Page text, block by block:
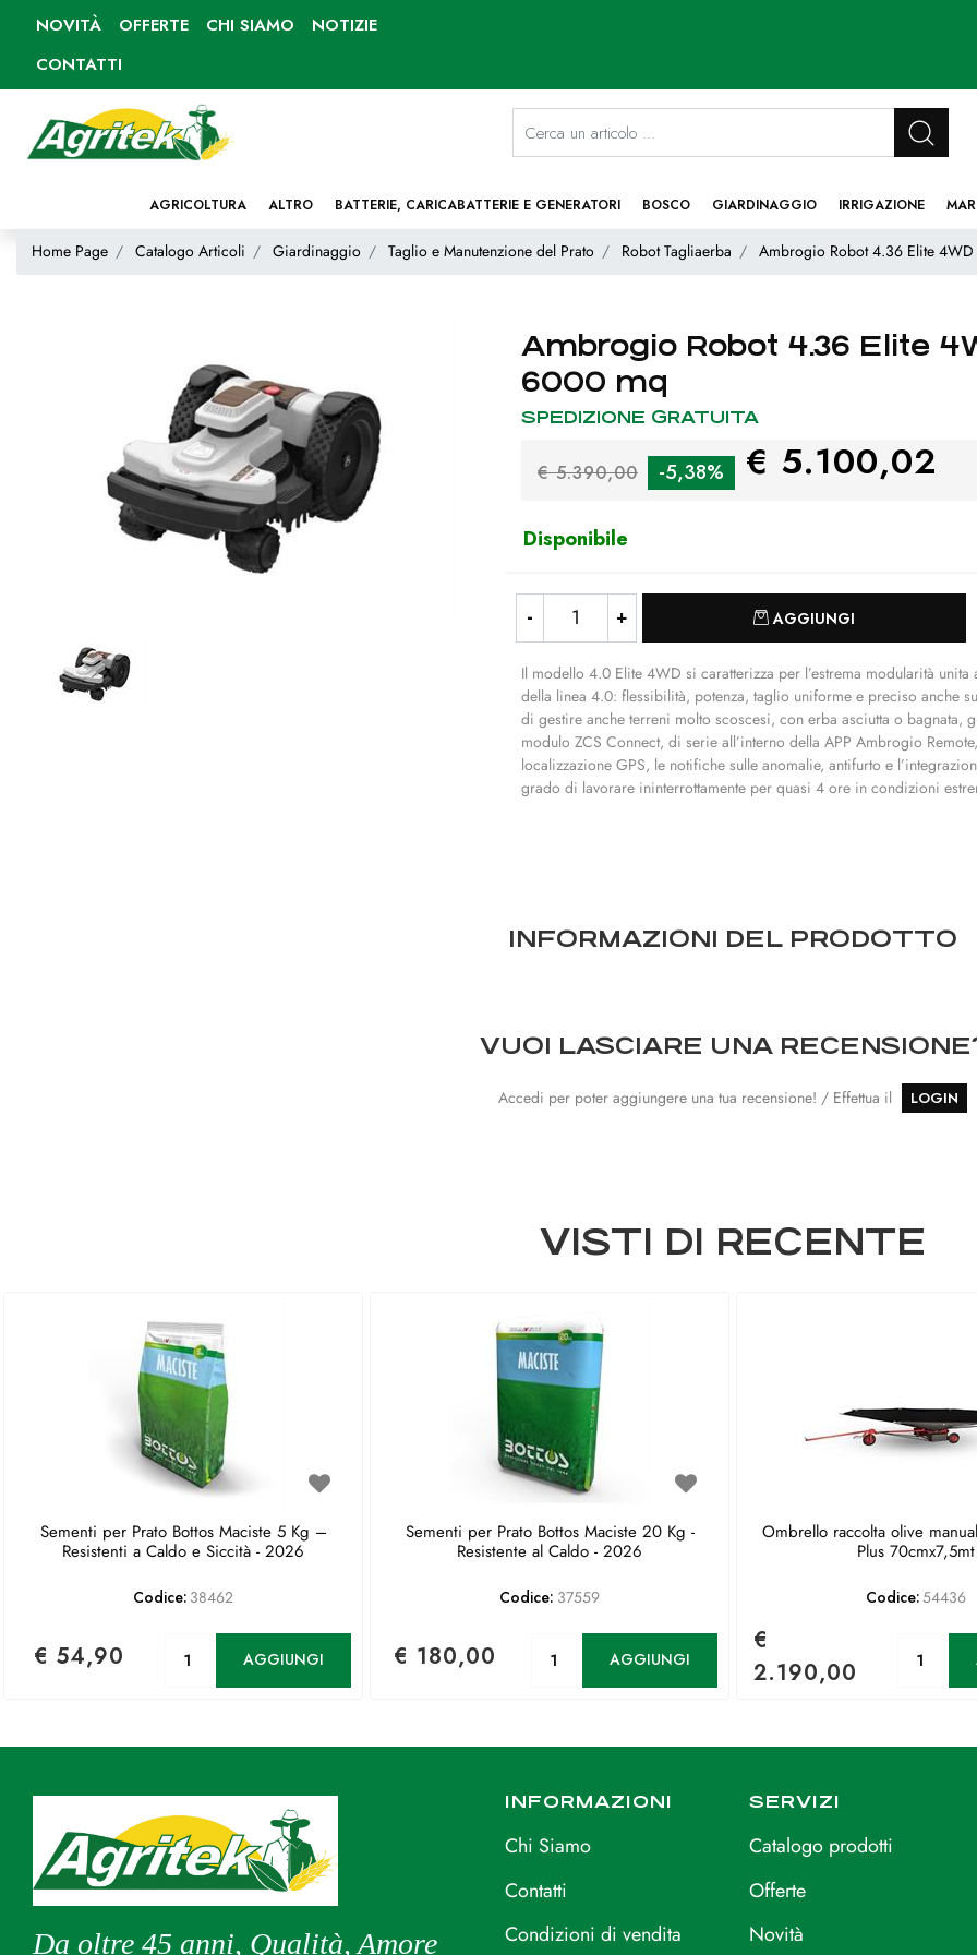
NOVITÀ OFFERTE CHI SIAMO
NOTIZIE
CONTATTI
La modifica di un filtro aggiorna automaticamente gli altri filtri
AGRICOLTURA ALTRO BATTERIE, CARICABATTERIE E GENERATORI BOSCO GIARDINAGGIO IRRIGAZIONE
Home Page Catalogo Articoli Giardinaggio Taglio e Manutenzione del Prato Robot Tagliaerba Ambrogio Robot 4.36 Elite
Ambrogio Robot 4.36 Elite
6000 mq
SPEDIZIONE GRATUITA
€ 5.390,00 -5,38% € 5.100,02
Disponibile
AGGIUNGI
Il modello 4.0 Elite 4WD si caratterizza per l’estrema modularità
della linea 4.0: flessibilità, potenza, taglio uniforme e preciso
di gestire anche terreni molto scoscesi, con erba asciutta o
modulo ZCS Connect, di serie all’interno della APP Ambrogio
localizzazione GPS, le notifiche sulle anomalie, antifurto e
grado di lavorare ininterrottamente per quasi 4 ore in condizioni
INFORMAZIONI DEL PRODOTTO
VUOI LASCIARE UNA
Accedi per poter aggiungere una tua recensione! / Effettua il LOGIN
VISTI DI RECENTE
Sementi per Prato Bottos Maciste 5 Kg –
Resistenti a Caldo e Siccità - 2026
Codice: 38462
€ 54,90 AGGIUNGI
Sementi per Prato Bottos Maciste 20 Kg -
Resistente al Caldo - 2026
Codice: 37559
€ 180,00 AGGIUNGI
Ombrello raccolta olive
Plus 70cmx7,5mt
Codice:54436
€
2.190,00
Da oltre 45 anni, Qualità, Amore
INFORMAZIONI
Chi Siamo
Contatti
Condizioni di vendita
SERVIZI
Catalogo prodotti
Offerte
Novità